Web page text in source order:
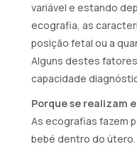
variável e estando
ecografia, as
posição fetal ou a
Alguns destes
capacidade
Porque se realizam
As ecografias fazem
bebé dentro do útero.